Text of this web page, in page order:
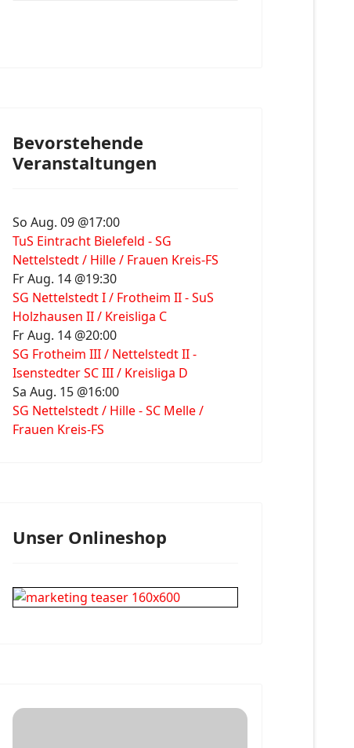
Bevorstehende
Veranstaltungen
So Aug. 09 @17:00
TuS Eintracht Bielefeld - SG
Nettelstedt / Hille / Frauen Kreis-FS
Fr Aug. 14 @19:30
SG Nettelstedt I / Frotheim II - SuS
Holzhausen II / Kreisliga C
Fr Aug. 14 @20:00
SG Frotheim III / Nettelstedt II -
Isenstedter SC III / Kreisliga D
Sa Aug. 15 @16:00
SG Nettelstedt / Hille - SC Melle /
Frauen Kreis-FS
Unser Onlineshop